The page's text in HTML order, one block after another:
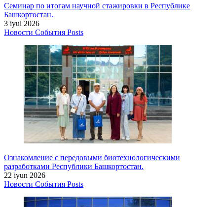
Семинар по итогам научной стажировки в Республике
Башкортостан.
3 iyul 2026
Новости События Posts
Ознакомление с передовыми биотехнологическими
разработками Республики Башкортостан.
22 iyun 2026
Новости События Posts